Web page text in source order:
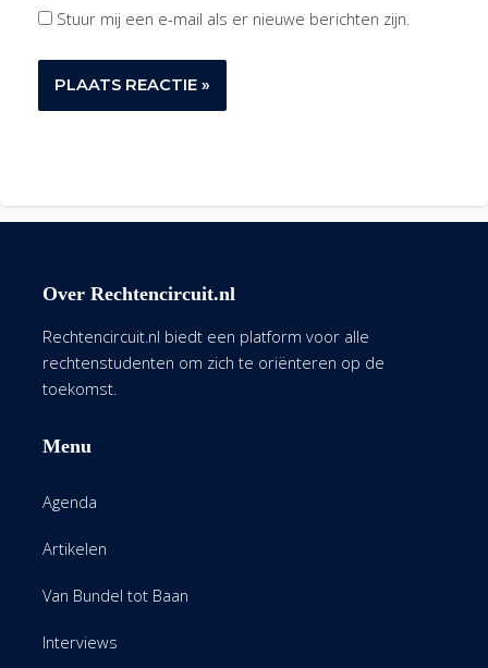
Stuur mij een e-mail als er nieuwe berichten zijn.
Over Rechtencircuit.nl
Rechtencircuit.nl biedt een platform voor alle
rechtenstudenten om zich te oriënteren op de
toekomst.
Menu
Agenda
Artikelen
Van Bundel tot Baan
Interviews